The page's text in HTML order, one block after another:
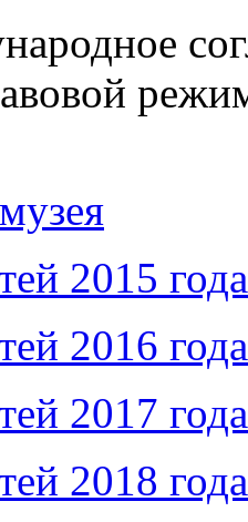
2015 года
2016 года
2017 года
2018 года